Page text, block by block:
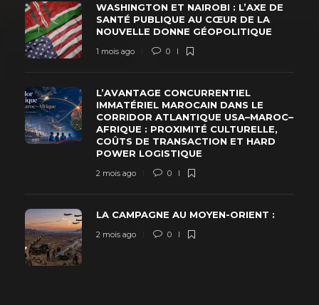
WASHINGTON ET NAIROBI : L’AXE DE
SANTÉ PUBLIQUE AU CŒUR DE LA
NOUVELLE DONNE GÉOPOLITIQUE
1 mois ago 0
L’AVANTAGE CONCURRENTIEL
IMMATÉRIEL MAROCAIN DANS LE
CORRIDOR ATLANTIQUE USA–MAROC–
AFRIQUE : PROXIMITÉ CULTURELLE,
COÛTS DE TRANSACTION ET HARD
POWER LOGISTIQUE
2 mois ago 0
LA CAMPAGNE AU MOYEN-ORIENT :
2 mois ago 0